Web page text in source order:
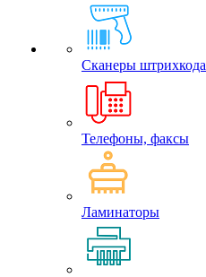
Сканеры штрихкода
Телефоны, факсы
Ламинаторы